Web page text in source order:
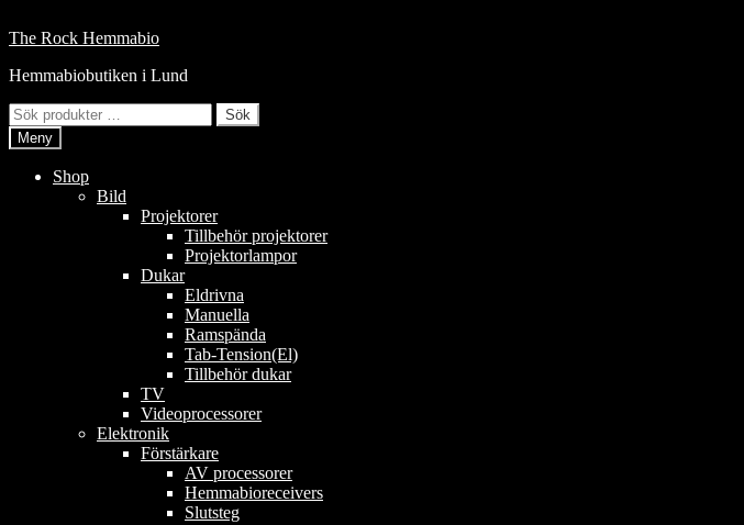
till
Hoppa
navigering
Hoppa
innehåll
The Rock Hemmabio
Hemmabiobutiken i Lund
Sök
efter:
Sök
Meny
Shop
Bild
Projektorer
Tillbehör projektorer
Projektorlampor
Dukar
Eldrivna
Manuella
Ramspända
Tab-Tension(El)
Tillbehör dukar
TV
Videoprocessorer
Elektronik
Förstärkare
AV processorer
Hemmabioreceivers
Slutsteg